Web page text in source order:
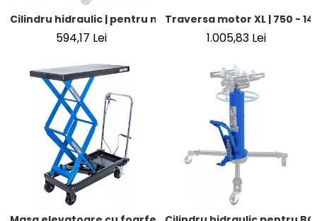
Cilindru hidraulic | pentru macara motor BGS 9245, 11999
594,17 Lei
Traversa motor XL | 750 -
1.005,83 Lei